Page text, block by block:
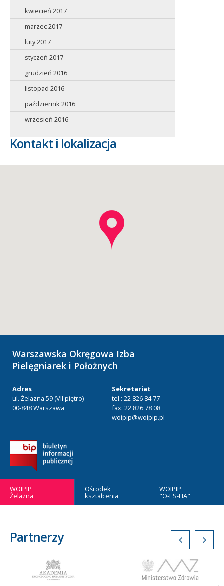
kwiecień 2017
marzec 2017
luty 2017
styczeń 2017
grudzień 2016
listopad 2016
październik 2016
wrzesień 2016
Kontakt i lokalizacja
Warszawska Okręgowa Izba
Pielęgniarek i Położnych
Adres
ul. Żelazna 59 (VII piętro)
00-848 Warszawa
Sekretariat
tel.: 22 826 84 77
fax: 22 826 78 08
woipip@woipip.pl
WOIPIP
Żelazna
Ośrodek
kształcenia
WOIPIP
"O-ES-HA"
Partnerzy